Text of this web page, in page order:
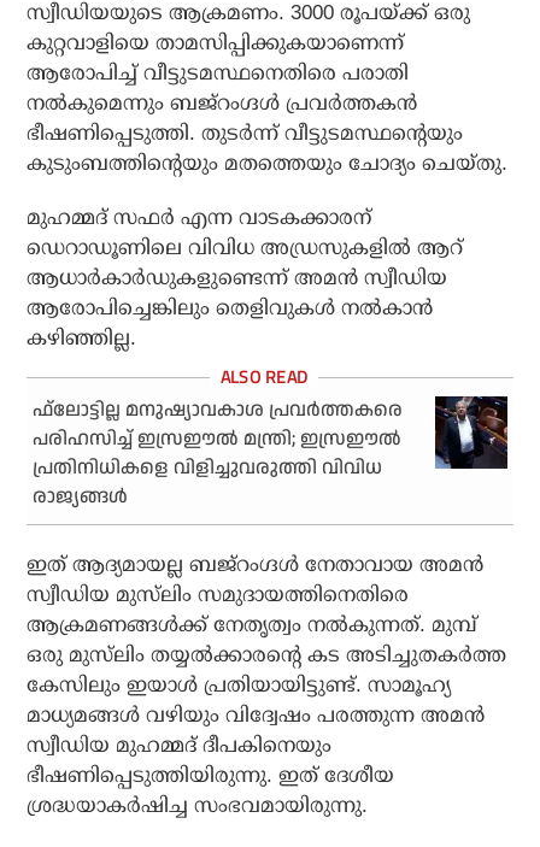
സ്വീഡിയയുടെ ആക്രമണം. 3000 രൂപയ്ക്ക് ഒരു
കുറ്റവാളിയെ താമസിപ്പിക്കുകയാണെന്ന്
ആരോപിച്ച് വീട്ടുടമസ്ഥനെതിരെ പരാതി
നൽകുമെന്നും ബജ്‌റംഗ്ദൾ പ്രവർത്തകൻ
ഭീഷണിപ്പെടുത്തി. തുടർന്ന് വീട്ടുടമസ്ഥന്റെയും
കുടുംബത്തിന്റെയും മതത്തെയും ചോദ്യം ചെയ്തു.
മുഹമ്മദ് സഫർ എന്ന വാടകക്കാരന്
ഡെറാഡൂണിലെ വിവിധ അഡ്രസുകളിൽ ആറ്
ആധാർകാർഡുകളുണ്ടെന്ന് അമൻ സ്വീഡിയ
ആരോപിച്ചെങ്കിലും തെളിവുകൾ നൽകാൻ
കഴിഞ്ഞില്ല.
ഫ്‌ലോട്ടില്ല മനുഷ്യാവകാശ പ്രവര്‍ത്തകരെ
പരിഹസിച്ച് ഇസ്രഈല്‍ മന്ത്രി; ഇസ്രഈല്‍
പ്രതിനിധികളെ വിളിച്ചുവരുത്തി വിവിധ
രാജ്യങ്ങള്‍
ഇത് ആദ്യമായല്ല ബജ്‌റംഗ്ദൾ നേതാവായ അമൻ
സ്വീഡിയ മുസ്‌ലിം സമുദായത്തിനെതിരെ
ആക്രമണങ്ങൾക്ക് നേതൃത്വം നൽകുന്നത്. മുമ്പ്
ഒരു മുസ്‌ലിം തയ്യൽക്കാരന്റെ കട അടിച്ചുതകർത്ത
കേസിലും ഇയാൾ പ്രതിയായിട്ടുണ്ട്. സാമൂഹ്യ
മാധ്യമങ്ങൾ വഴിയും വിദ്വേഷം പരത്തുന്ന അമൻ
സ്വീഡിയ മുഹമ്മദ് ദീപകിനെയും
ഭീഷണിപ്പെടുത്തിയിരുന്നു. ഇത് ദേശീയ
ശ്രദ്ധയാകർഷിച്ച സംഭവമായിരുന്നു.